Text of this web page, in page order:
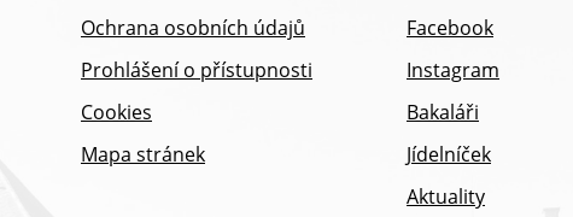
Ochrana osobních údajů
Prohlášení o přístupnosti
Cookies
Mapa stránek
Facebook
Instagram
Bakaláři
Jídelníček
Aktuality